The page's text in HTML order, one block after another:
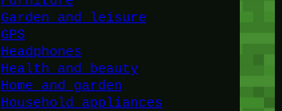
Garden and leisure
GPS
Headphones
Health and beauty
Home and garden
Household appliances